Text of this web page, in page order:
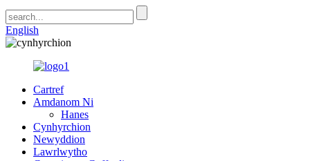
English
Cartref
Amdanom Ni
Hanes
Cynhyrchion
Newyddion
Lawrlwytho